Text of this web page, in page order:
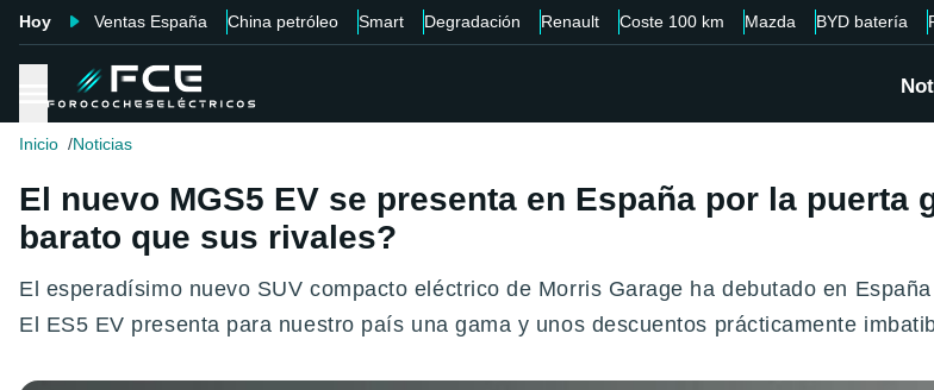
Hoy Ventas España China petróleo Smart Degradación Renault Coste 100 km Mazda BYD batería
Inicio Noticias
El nuevo MGS5 EV se presenta en España por la
barato que sus rivales?
El esperadísimo nuevo SUV compacto eléctrico de Morris Garage ha debutado en
El ES5 EV presenta para nuestro país una gama y unos descuentos prácticamente